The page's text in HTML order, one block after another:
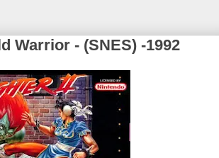
Warrior - (SNES) -1992